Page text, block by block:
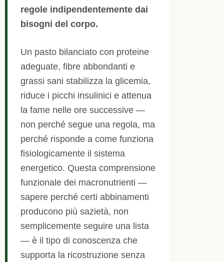
regole indipendentemente dai
bisogni del corpo.
Un pasto bilanciato con proteine
adeguate, fibre abbondanti e
grassi sani stabilizza la glicemia,
riduce i picchi insulinici e attenua
la fame nelle ore successive —
non perché segue una regola, ma
perché risponde a come funziona
fisiologicamente il sistema
energetico. Questa comprensione
funzionale dei macronutrienti —
sapere perché certi abbinamenti
producono più sazietà, non
semplicemente seguire una lista
— è il tipo di conoscenza che
supporta la ricostruzione senza